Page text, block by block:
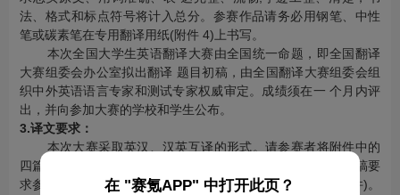
法、格式和标点符号将计入总分。参赛作品请务必用钢笔、中性
笔或碳素笔在专用翻译用纸(附件 4)上书写。
本次全国大学生英语翻译大赛由全国统一命题，即全国翻译
大赛组委会办公室拟出翻译 题目初稿，由全国翻译大赛组委会组
织中外英语语言专家和测试专家权威审定。成绩须在一 个月内评
出，并向参加大赛的学校和学生公布。
3.译文要求：
本次大赛采取英汉、汉英互译的形式。请参赛者将附件中的
四篇文章进行英汉、汉英互译(不集齐四篇者不予参评)。翻译稿要
求参赛者用钢笔、圆珠笔或碳素笔写在专用翻译用纸上(见附件)。
在 "赛氪APP" 中打开此页？